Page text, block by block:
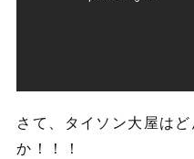
さて、タイソン大屋は
か！！！